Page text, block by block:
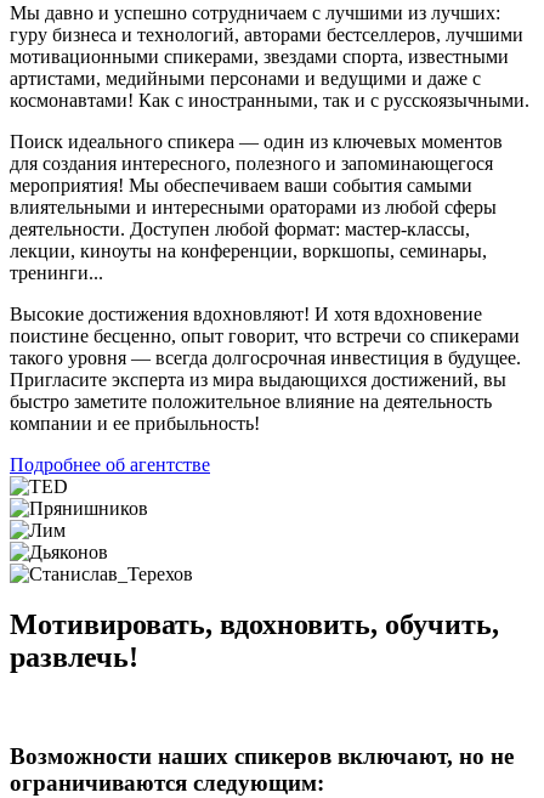
Мы давно и успешно сотрудничаем с лучшими из лучших:
гуру бизнеса и технологий, авторами бестселлеров, лучшими
мотивационными спикерами, звездами спорта, известными
артистами, медийными персонами и ведущими и даже с
космонавтами! Как с иностранными, так и с русскоязычными.
Поиск идеального спикера — один из ключевых моментов
для создания интересного, полезного и запоминающегося
мероприятия! Мы обеспечиваем ваши события самыми
влиятельными и интересными ораторами из любой сферы
деятельности. Доступен любой формат: мастер-классы,
лекции, киноуты на конференции, воркшопы, семинары,
тренинги...
Высокие достижения вдохновляют! И хотя вдохновение
поистине бесценно, опыт говорит, что встречи со спикерами
такого уровня — всегда долгосрочная инвестиция в будущее.
Пригласите эксперта из мира выдающихся достижений, вы
быстро заметите положительное влияние на деятельность
компании и ее прибыльность!
Подробнее об агентстве
Мотивировать, вдохновить, обучить,
развлечь!
Возможности наших спикеров включают, но не
ограничиваются следующим: